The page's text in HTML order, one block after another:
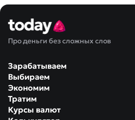
Про деньги без сложных слов
Зарабатываем
Выбираем
Экономим
Тратим
Курсы валют